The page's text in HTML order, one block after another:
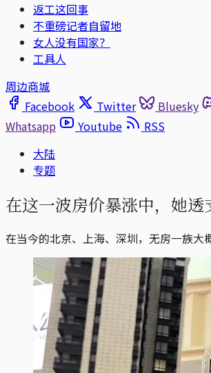
返工这回事
不重磅记者自留地
女人没有国家？
工具人
周边商城
Facebook
Twitter Bluesky
Whatsapp
Youtube
RSS
大陆
专题
在这一波房价暴涨中，她
在当今的北京、上海、深圳，无房一族